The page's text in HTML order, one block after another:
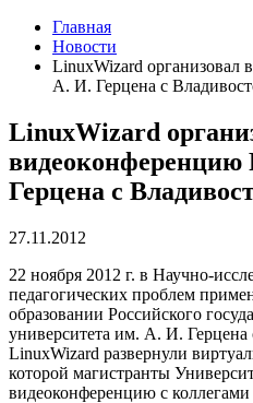
Главная
Новости
LinuxWizard
А. И. Герцена с
LinuxWizard
Герцена с
27.11.2012
22 ноября 2012 г. в Научно-
педагогических проблем
образовании Российского
университета им. А. И. Герцена
LinuxWizard развернули
которой магистранты
видеоконференцию с коллегами